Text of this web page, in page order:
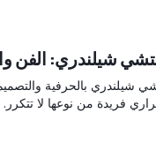
شيلندري: الفن
شيلندري بالحرفية
فريدة من نوعها لا تتكرر.